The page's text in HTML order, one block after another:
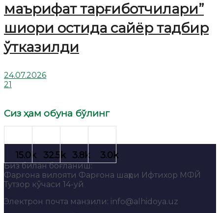
маърифат тарғиботчилари”
шиори остида сайёр тадбир
ўтказилди
24.07.2026
21
Сиз ҳам обуна бўлинг
Биз билан боғланиш:
Фарғона вилояти Фарғона шаҳри Ифтихор МФЙ
Тутзор кўчаси 14-уй
Электрон почта манзили: info@alhidoya.uz